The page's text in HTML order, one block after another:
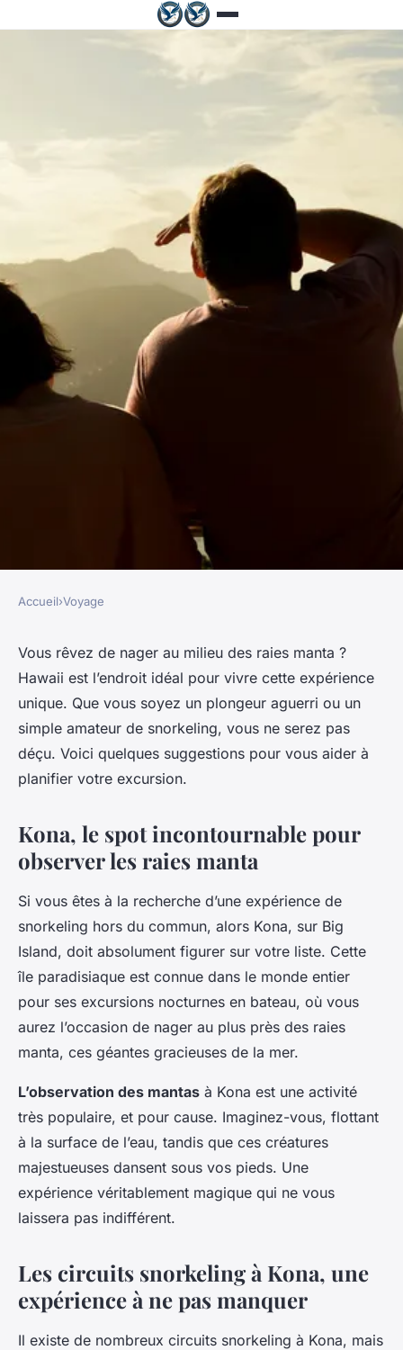
VOYAGE
Où pratiquer le snorkeling au
milieu des raies manta à
Hawaii ?
Baptiste•9 octobre 2024•6 min de lecture
Accueil›Voyage
Vous rêvez de nager au milieu des raies manta ?
Hawaii est l’endroit idéal pour vivre cette expérience
unique. Que vous soyez un plongeur aguerri ou un
simple amateur de snorkeling, vous ne serez pas
déçu. Voici quelques suggestions pour vous aider à
planifier votre excursion.
Kona, le spot incontournable pour
observer les raies manta
Si vous êtes à la recherche d’une expérience de
snorkeling hors du commun, alors Kona, sur Big
Island, doit absolument figurer sur votre liste. Cette
île paradisiaque est connue dans le monde entier
pour ses excursions nocturnes en bateau, où vous
aurez l’occasion de nager au plus près des raies
manta, ces géantes gracieuses de la mer.
L’observation des mantas à Kona est une activité
très populaire, et pour cause. Imaginez-vous, flottant
à la surface de l’eau, tandis que ces créatures
majestueuses dansent sous vos pieds. Une
expérience véritablement magique qui ne vous
laissera pas indifférent.
Les circuits snorkeling à Kona, une
expérience à ne pas manquer
Il existe de nombreux circuits snorkeling à Kona, mais